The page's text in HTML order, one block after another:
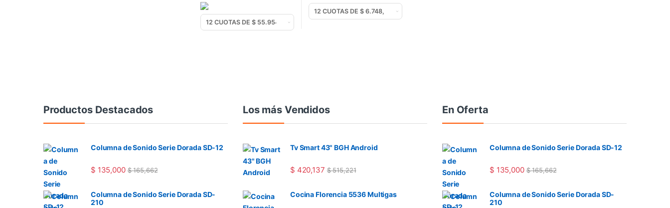
Productos Destacados
Columna de Sonido Serie Dorada SD-12
$ 135,000 $165,662
Columna de Sonido Serie Dorada SD-
210
Los más Vendidos
Tv Smart 43" BGH Android
$ 420,137 $515,221
Cocina Florencia 5536 Multigas
En Oferta
Columna de Sonido Serie Dorada SD-12
$ 135,000 $165,662
Columna de Sonido Serie Dorada SD-
210